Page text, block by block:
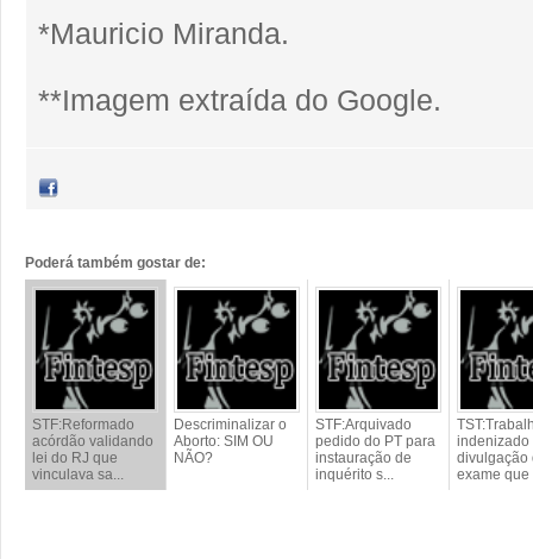
*Mauricio Miranda.
**Imagem extraída do Google.
Poderá também gostar de:
STF:Reformado
acórdão validando
lei do RJ que
vinculava sa...
Descriminalizar o
Aborto: SIM OU
NÃO?
STF:Arquivado
pedido do PT para
instauração de
inquérito s...
indenizado
divulgação
exame que